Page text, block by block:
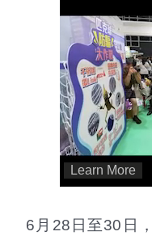
6月28日至30日